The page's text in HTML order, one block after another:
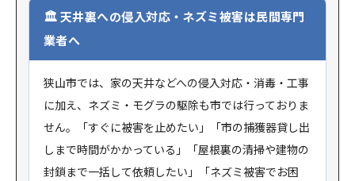
天井裏への侵入対応・ネズミ被害は民間専門
業者へ
狭山市では、家の天井などへの侵入対応・消毒・工事
に加え、ネズミ・モグラの駆除も市では行っておりま
せん。「すぐに被害を止めたい」「市の捕獲器貸し出
しまで時間がかかっている」「屋根裏の清掃や建物の
封鎖まで一括して依頼したい」「ネズミ被害でお困